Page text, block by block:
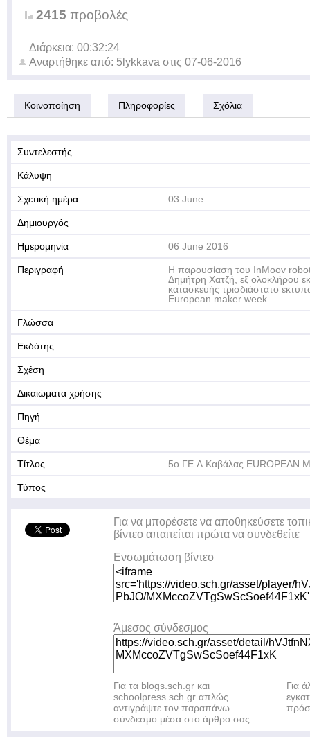
2415 προβολές
Διάρκεια: 00:32:24
Αναρτήθηκε από: 5lykkava στις 07-06-2016
Κοινοποίηση Πληροφορίες Σχόλια
Συντελεστής
Κάλυψη
Σχετική ημέρα 03 June
Δημιουργός
Ημερομηνία 06 June 2016
Περιγραφή
Η παρουσίαση του InMoov
Δημήτρη Χατζή, εξ ολοκλήρου
κατασκευής τρισδιάστατο
European maker week
Γλώσσα
Εκδότης
Σχέση
Δικαιώματα χρήσης
Πηγή
Θέμα
Τίτλος 5ο ΓΕ.Λ.Καβάλας EUROPEAN
Τύπος
Για να μπορέσετε να αποθηκεύσετε
βίντεο απαιτείται πρώτα να συνδεθείτε
Ενσωμάτωση βίντεο
Άμεσος σύνδεσμος
Για τα blogs.sch.gr και
schoolpress.sch.gr απλώς
αντιγράψτε τον παραπάνω
σύνδεσμο μέσα στο άρθρο σας.
Για